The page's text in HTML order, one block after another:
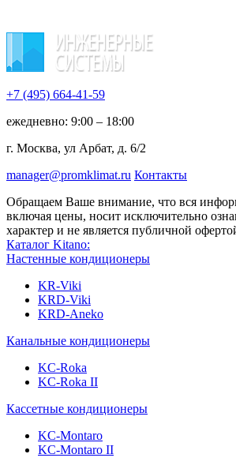
+7 (495) 664-41-59
ежедневно: 9:00 – 18:00
г. Москва, ул Арбат, д. 6/2
manager@promklimat.ru Контакты
Обращаем Ваше внимание, что вся
включая цены, носит исключительно
характер и не является публичной
Каталог Kitano:
Настенные кондиционеры
KR-Viki
KRD-Viki
KRD-Aneko
Канальные кондиционеры
KC-Roka
KC-Roka II
Кассетные кондиционеры
KC-Montaro
KC-Montaro II